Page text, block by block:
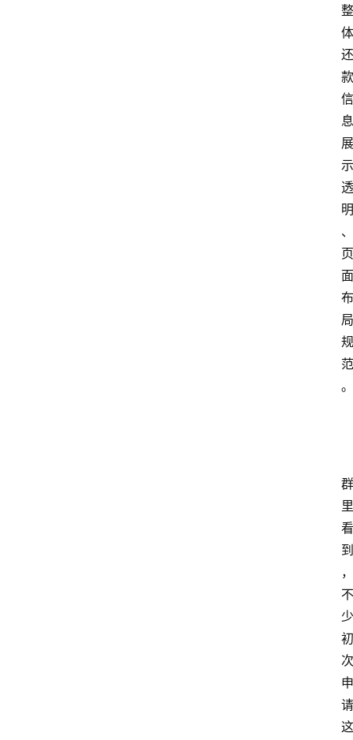
整
体
还
款
信
息
展
示
透
明
、
页
面
布
局
规
范
。
群
里
看
到
，
不
少
初
次
申
请
这